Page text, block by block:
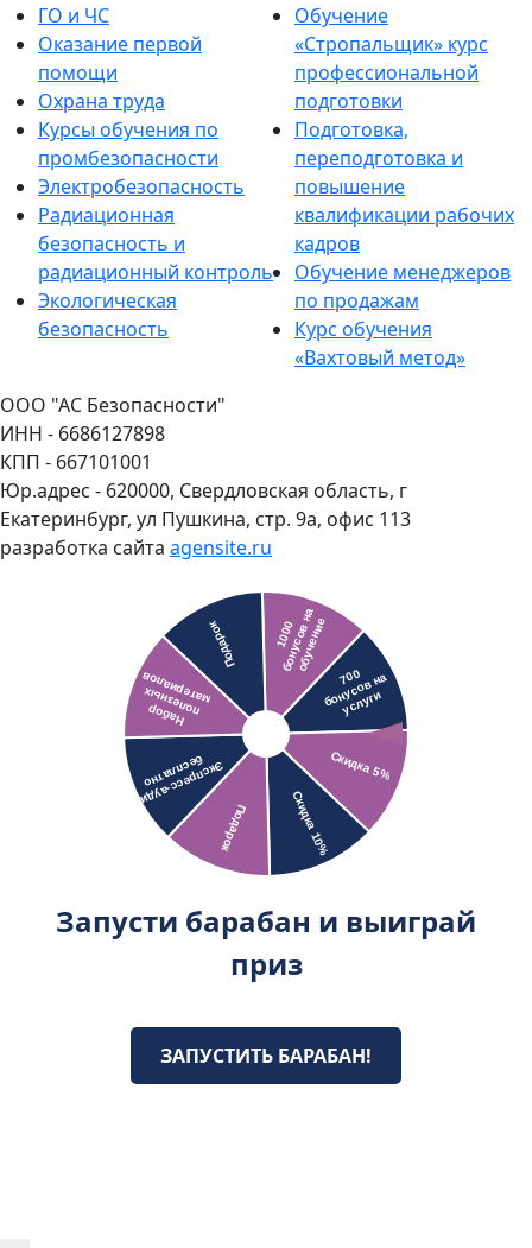
ГО и ЧС
Оказание первой
помощи
Охрана труда
Курсы обучения по
промбезопасности
Электробезопасность
Радиационная
безопасность и
радиационный контроль
Экологическая
безопасность
Обучение
«Стропальщик» курс
профессиональной
подготовки
Подготовка,
переподготовка и
повышение
квалификации рабочих
кадров
Обучение менеджеров
по продажам
Курс обучения
«Вахтовый метод»
ООО "АС Безопасности"
ИНН - 6686127898
КПП - 667101001
Юр.адрес - 620000, Свердловская область, г
Екатеринбург, ул Пушкина, стр. 9а, офис 113
разработка сайта agensite.ru
Запусти барабан и выиграй
приз
ЗАПУСТИТЬ БАРАБАН!